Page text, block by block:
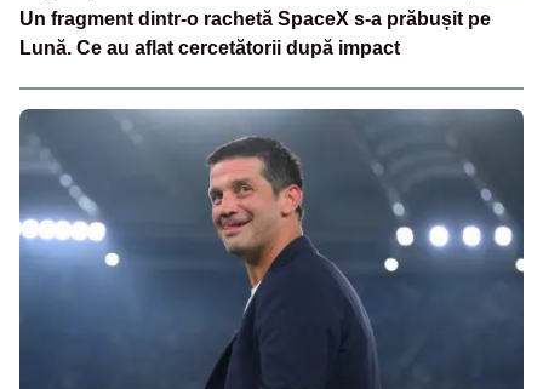
Un fragment dintr-o rachetă SpaceX s-a prăbușit pe
Lună. Ce au aflat cercetătorii după impact